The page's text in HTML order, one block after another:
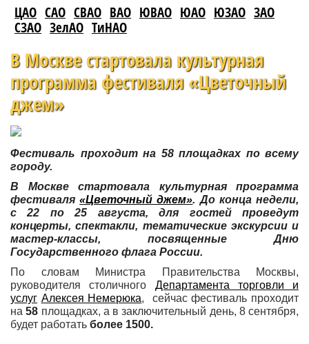
ЦАО САО СВАО ВАО ЮВАО ЮАО ЮЗАО ЗАО
СЗАО ЗелАО ТиНАО
В Москве стартовала культурная
программа фестиваля «Цветочный
джем»
Фестиваль проходит на 58 площадках по всему
городу.
В Москве стартовала культурная программа
фестиваля«Цветочный джем». До конца недели,
с 22 по 25 августа, для гостей проведут
концерты, спектакли, тематические экскурсии и
мастер-классы, посвященные Дню
Государственного флага России.
По словам Министра Правительства Москвы,
руководителя столичного Департамента торговли и
услуг Алексея Немерюка, сейчас фестиваль проходит
на58 площадках, а в заключительный день, 8 сентября,
будет работать более 1500.